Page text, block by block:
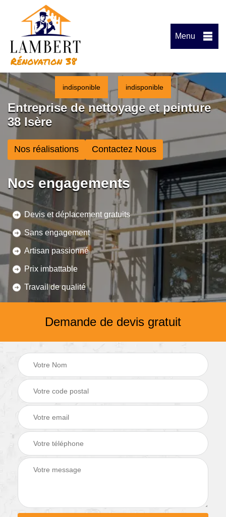
Menu
indisponible indisponible
Entreprise de nettoyage et peinture
38 Isère
Nos réalisations Contactez Nous
Nos engagements
Devis et déplacement gratuits
Sans engagement
Artisan passionné
Prix imbattable
Travail de qualité
Demande de devis gratuit